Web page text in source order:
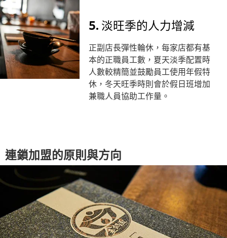
5. 淡旺季的人力增減
正副店長彈性輪休，每家店都有基
本的正職員工數，夏天淡季配置時
人數較精簡並鼓勵員工使用年假特
休，冬天旺季時則會於假日班增加
兼職人員協助工作量。
連鎖加盟的原則與方向